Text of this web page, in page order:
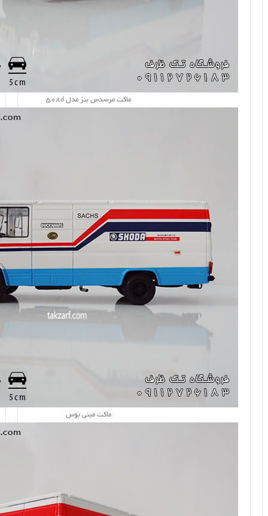
ماکت مرسدس بنز مدل 508d
ماکت مینی بوس